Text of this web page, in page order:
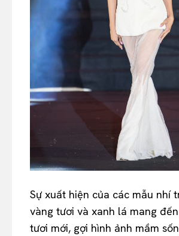
Sự xuất hiện của các mẫu nhí
vàng tươi và xanh lá mang
tươi mới, gợi hình ảnh mầm